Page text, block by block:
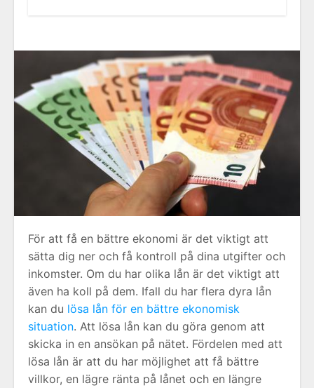
För att få en bättre ekonomi är det viktigt att
sätta dig ner och få kontroll på dina utgifter och
inkomster. Om du har olika lån är det viktigt att
även ha koll på dem. Ifall du har flera dyra lån
kan du lösa lån för en bättre ekonomisk
situation. Att lösa lån kan du göra genom att
skicka in en ansökan på nätet. Fördelen med att
lösa lån är att du har möjlighet att få bättre
villkor, en lägre ränta på lånet och en längre